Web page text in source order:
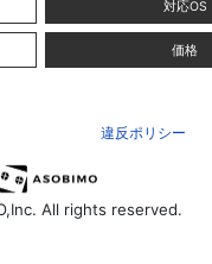
対応OS
価格
違反ポリシー
All rights reserved.